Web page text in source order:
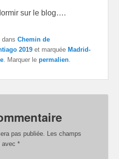
sur le blog….
dansChemin de
2019 et marquéeMadrid-
. Marquer lepermalien
pas publiée. Les champs
avec*